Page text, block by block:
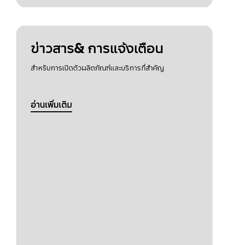
ข่าวสาร& การแจ้งเตือน
สำหรับการเปิดตัวผลิตภัณฑ์และบริการที่สำคัญ
อ่านเพิ่มเติม